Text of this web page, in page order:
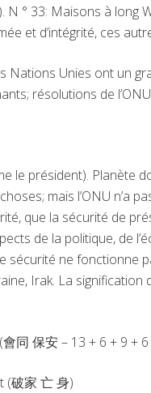
° 33: Maisons à long
et d’intégrité, ces
Nations Unies ont un
résolutions de
le président). Planète
mais l’ONU n’a
que la sécurité de
de la politique, de
sécurité ne fonctionne
Irak. La
同 保安 – 13 + 6 + 9 + 6
(破家 亡 身)